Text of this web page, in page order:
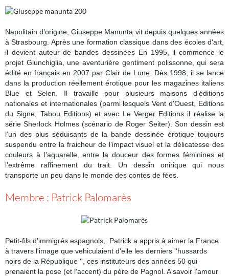
Napolitain d’origine, Giuseppe Manunta vit depuis quelques années
à Strasbourg. Après une formation classique dans des écoles d'art,
il devient auteur de bandes dessinées En 1995, il commence le
projet Giunchiglia, une aventurière gentiment polissonne, qui sera
édité en français en 2007 par Clair de Lune. Dès 1998, il se lance
dans la production réellement érotique pour les magazines italiens
Blue et Selen. Il travaille pour plusieurs maisons d’éditions
nationales et internationales (parmi lesquels Vent d'Ouest, Editions
du Signe, Tabou Editions) et avec Le Verger Editions il réalise la
série Sherlock Holmes (scénario de Roger Seiter). Son dessin est
l’un des plus séduisants de la bande dessinée érotique toujours
suspendu entre la fraicheur de l’impact visuel et la délicatesse des
couleurs à l’aquarelle, entre la douceur des formes féminines et
l’extrême raffinement du trait. Un dessin onirique qui nous
transporte un peu dans le monde des contes de fées.
Membre : Patrick Palomarès
Petit-fils d'immigrés espagnols, Patrick a appris à aimer la France
à travers l'image que vehiculaient d'elle les derniers ''hussards
noirs de la République '', ces instituteurs des années 50 qui
prenaient la pose (et l'accent) du père de Pagnol. A savoir l'amour